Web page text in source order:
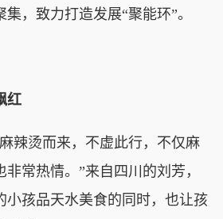
，致力打造发展“聚能环”。
红
烫而来，不虚此行，不仅麻
常热情。”来自四川的刘芳，
小孩品天水美食的同时，也让孩